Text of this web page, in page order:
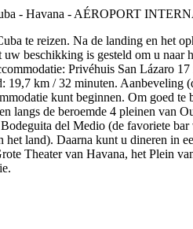
te reizen. Na de landing en het
beschikking is gesteld om u
Privéhuis San Lázaro
km / 32 minuten.
kunt beginnen. Om goed
langs de beroemde 4 pleinen van
del Medio (de favoriete
land). Daarna kunt u dineren in
Theater van Havana, het Plein